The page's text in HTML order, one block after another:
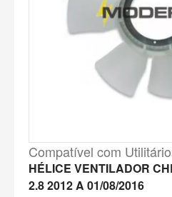
Compatível com
HÉLICE VENTILADOR
2.8 2012 A 01/08/2016